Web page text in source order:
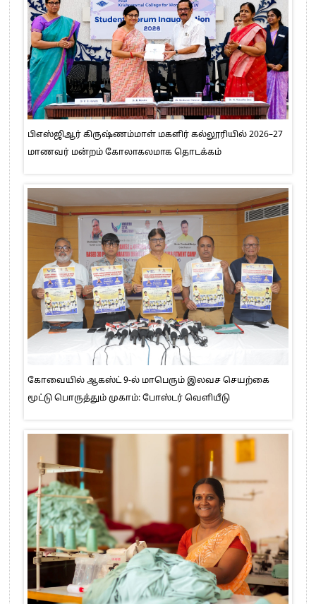
பிஎஸ்ஜிஆர் கிருஷ்ணம்மாள் மகளிர் கல்லூரியில் 2026–27
மாணவர் மன்றம் கோலாகலமாக தொடக்கம்
கோவையில் ஆகஸ்ட் 9-ல் மாபெரும் இலவச செயற்கை
மூட்டு பொருத்தும் முகாம்: போஸ்டர் வெளியீடு